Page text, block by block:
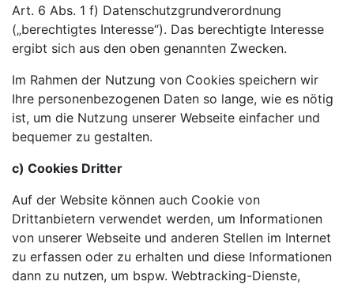
Art. 6 Abs. 1 f) Datenschutzgrundverordnung
(„berechtigtes Interesse“). Das berechtigte Interesse
ergibt sich aus den oben genannten Zwecken.
Im Rahmen der Nutzung von Cookies speichern wir
Ihre personenbezogenen Daten so lange, wie es nötig
ist, um die Nutzung unserer Webseite einfacher und
bequemer zu gestalten.
c) Cookies Dritter
Auf der Website können auch Cookie von
Drittanbietern verwendet werden, um Informationen
von unserer Webseite und anderen Stellen im Internet
zu erfassen oder zu erhalten und diese Informationen
dann zu nutzen, um bspw. Webtracking-Dienste,